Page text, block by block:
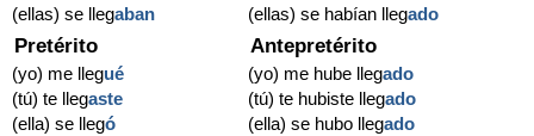
(ellas) se llegaban
(ellas) se habían llegado
Pretérito
(yo) me llegué
(tú) te llegaste
(ella) se llegó
Antepretérito
(yo) me hube llegado
(tú) te hubiste llegado
(ella) se hubo llegado